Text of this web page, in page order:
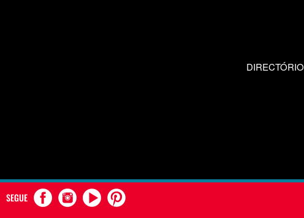
DIRECTÓRIO
SEGUE